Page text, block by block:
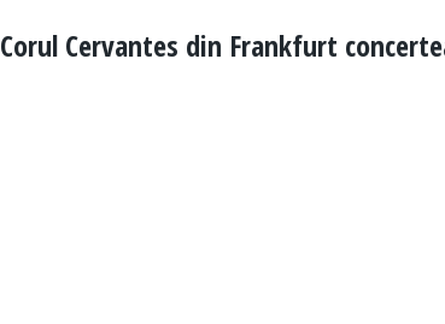
Corul Cervantes din Frankfurt